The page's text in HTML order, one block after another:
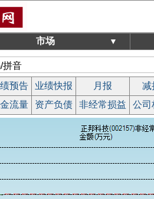
市场 ▼
预告 业绩快报 月报
减
流量 资产负债 非经常损益 公司